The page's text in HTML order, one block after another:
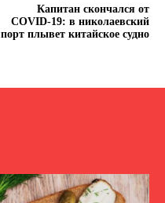
Капитан скончался от
COVID-19: в николаевский
порт плывет китайское судно